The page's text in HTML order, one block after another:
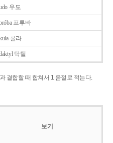
우도
프루바
쿨라
닥틸
결합할 때 합쳐서 1 음절로 적는다.
보기